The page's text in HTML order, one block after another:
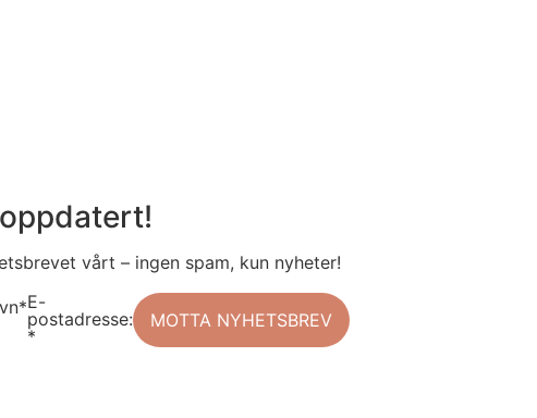
vårt – ingen spam, kun nyheter!
E-
postadresse:
*